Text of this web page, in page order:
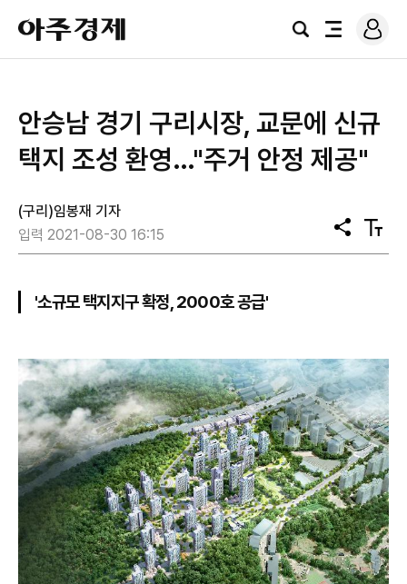
아
주
경
검
전
로
그
안승남 경기 구리시장, 교문에 신규
택지 조성 환영…"주거 안정 제공"
(구리)임봉재 기자
입력 2021-08-30 16:15
공
유
텍
스
'소규모 택지지구 확정, 2000호 공급'